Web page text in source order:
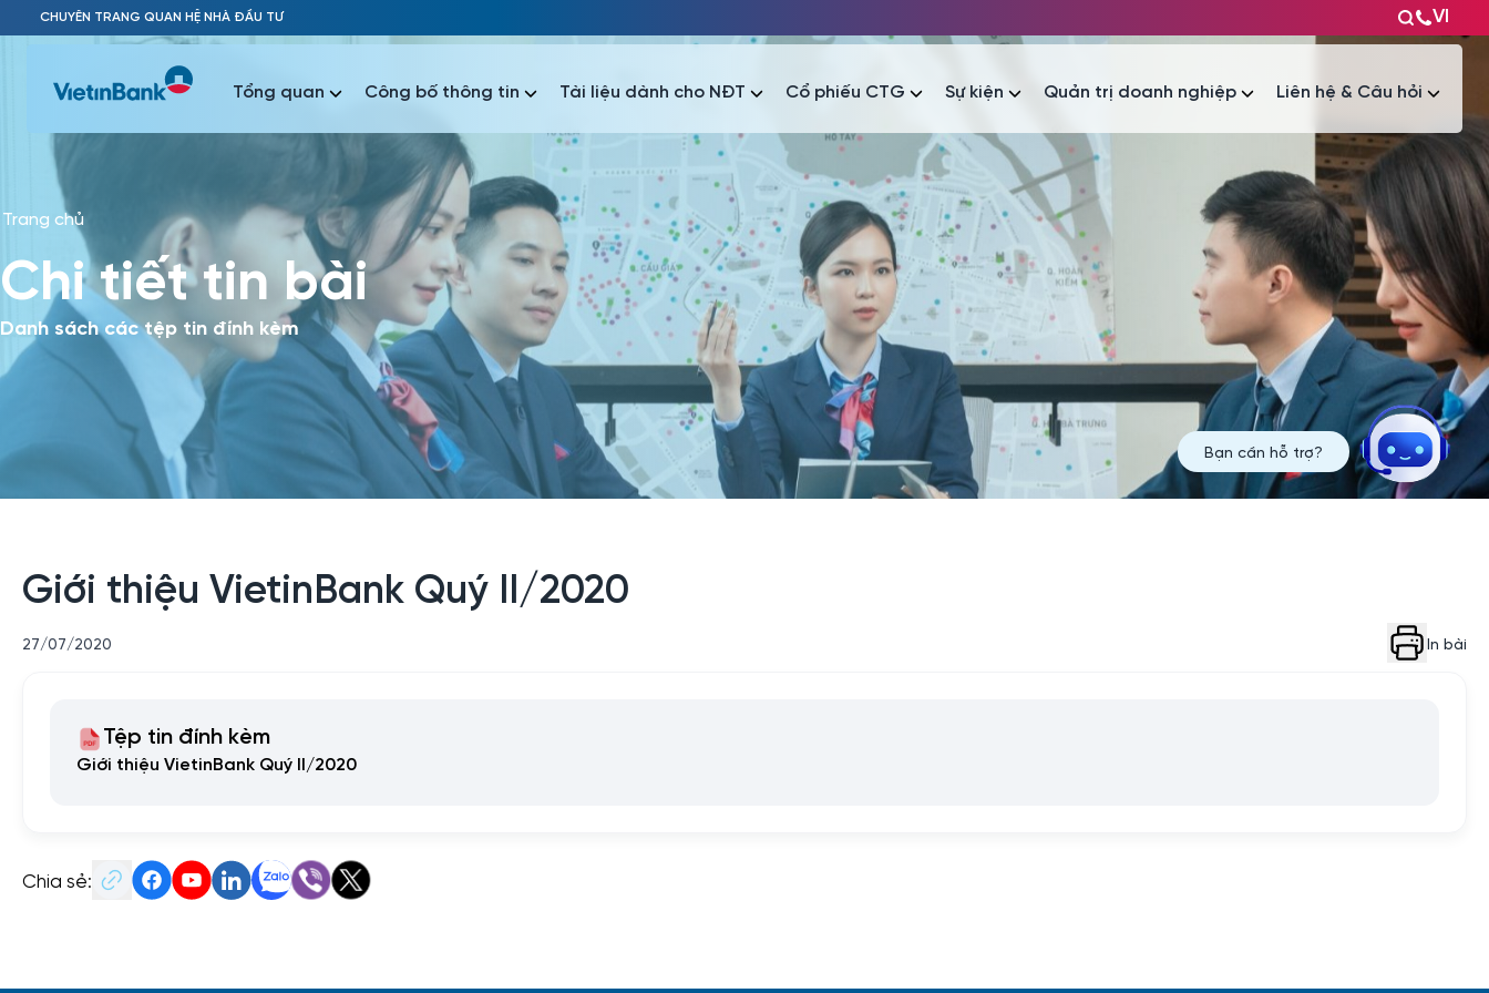
Skip to Main Content
CHUYÊN TRANG QUAN HỆ NHÀ ĐẦU TƯ VI
Phổ biến nhất
Báo cáo tài chính Thông tin giao dịch Công bố thông tin Sự kiện
Tổng quan Công bố thông tin Tài liệu dành cho NĐT Cổ phiếu CTG Sự kiện Quản trị doanh nghiệp Liên hệ & Câu hỏi
Phổ biến nhất
Báo cáo tài chính Thông tin giao dịch Công bố thông tin Sự kiện Tài liệu
Trang chủ
Chi tiết tin bài
Danh sách các tệp tin đính kèm
Giới thiệu VietinBank Quý II/2020
27/07/2020 In bài
Tệp tin đính kèm
Giới thiệu VietinBank Quý II/2020
Chia sẻ:
Bạn cần hỗ trợ?